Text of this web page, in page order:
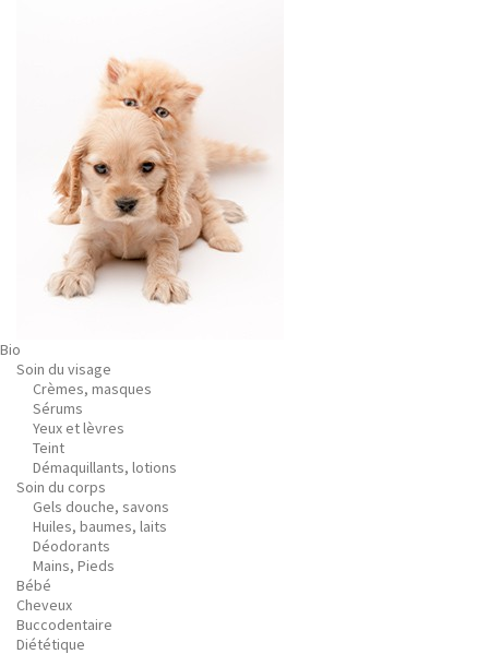
Bio
Soin du visage
Crèmes, masques
Sérums
Yeux et lèvres
Teint
Démaquillants, lotions
Soin du corps
Gels douche, savons
Huiles, baumes, laits
Déodorants
Mains, Pieds
Bébé
Cheveux
Buccodentaire
Diététique